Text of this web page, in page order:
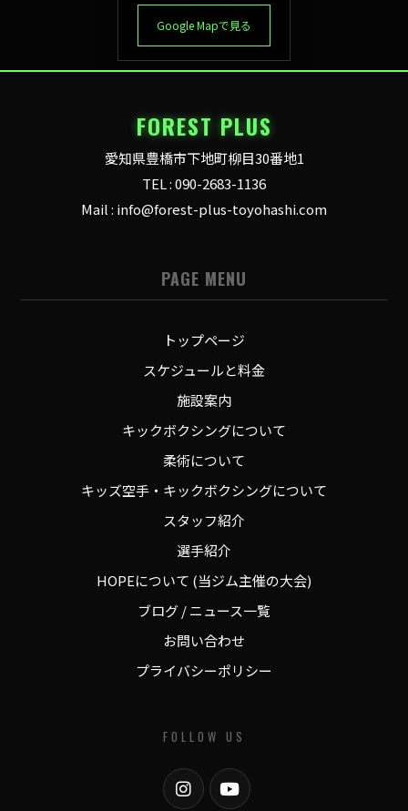
Google Mapで見る
FOREST PLUS
愛知県豊橋市下地町柳目30番地1
TEL : 090-2683-1136
Mail : info@forest-plus-toyohashi.com
PAGE MENU
トップページ
スケジュールと料金
施設案内
キックボクシングについて
柔術について
キッズ空手・キックボクシングについて
スタッフ紹介
選手紹介
HOPEについて (当ジム主催の大会)
ブログ / ニュース一覧
お問い合わせ
プライバシーポリシー
FOLLOW US